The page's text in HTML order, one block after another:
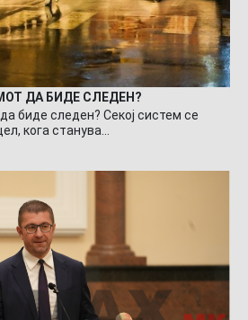
ДА БИДЕ СЛЕДЕН?
биде следен? Секој систем се
кога станува…